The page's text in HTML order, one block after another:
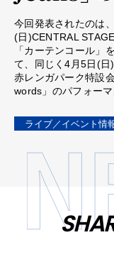
今回発表されたのは
(日)CENTRAL
「カーテンコール」
て、同じく4月5日(
赤レンガパーク特設
words」のパフォー
ライブ／イベント情